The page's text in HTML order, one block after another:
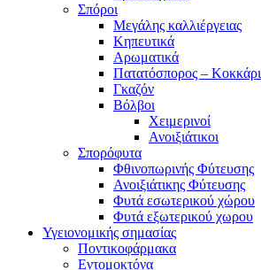
Σπόροι
Μεγάλης καλλιέργειας
Κηπευτικά
Αρωματικά
Πατατόσπορος – Κοκκάρι
Γκαζόν
Βόλβοι
Χειμερινοί
Ανοιξιάτικοι
Σπορόφυτα
Φθινοπωρινής Φύτευσης
Ανοιξιάτικης Φύτευσης
Φυτά εσωτερικού χώρου
Φυτά εξωτερικού χωρου
Υγειονομικής σημασίας
Ποντικοφάρμακα
Εντομοκτόνα